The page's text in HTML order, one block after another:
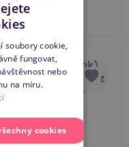
Do košíku
Rope (Pink),
m bondážní lano z
vlákna
Skladem
Kč
ENGLISH
soubory cookie,
fungovat,
nebo
na míru.
cookies